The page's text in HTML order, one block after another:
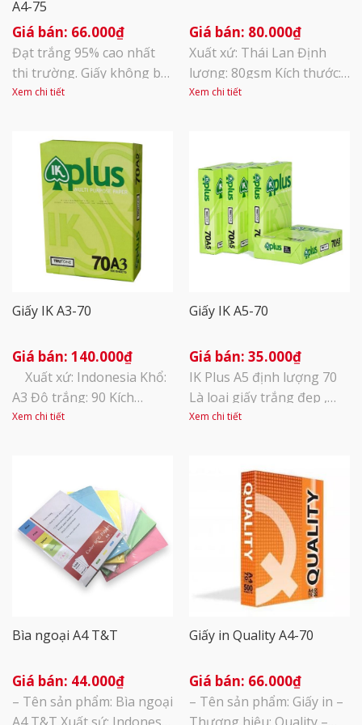
A4-75
66.000₫
Đạt trắng 95% cao nhất
thị trường. Giấy không bụi
giúp đảm bảo sức khoẻ
photo và đa dạng mục
đích sử dụng Định lượng
75g/m2
Xem chi tiết
80.000₫
Xuất xứ: Thái Lan Định
lượng: 80gsm Kích thước:
Khổ A4 (210x297mm) Đơn
phòng
Xem chi tiết
Giấy IK A3-70
140.000₫
Xuất xứ: Indonesia Khổ:
A3 Độ trắng: 90 Kích
thước: A3 (297X420mm)
Xem chi tiết
Giấy IK A5-70
35.000₫
IK Plus A5 định lượng 70
Là loại giấy trắng đẹp ,
mịn, độ sắc nét cao, in 2
Thích hợp với tất cả các
loại máy in\phun, in laser
Kích thước: Khổ A5 140 x
210 mm Quy cách : 500 tờ/
1 ram [...]
Xem chi tiết
Bìa ngoại A4 T&T
44.000₫
– Tên sản phẩm: Bìa ngoại
Giấy in Quality A4-70
66.000₫
– Tên sản phẩm: Giấy in –